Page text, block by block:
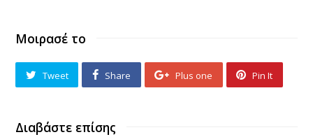
Μοιρασέ το
Tweet Share Plus one Pin It
Διαβάστε επίσης